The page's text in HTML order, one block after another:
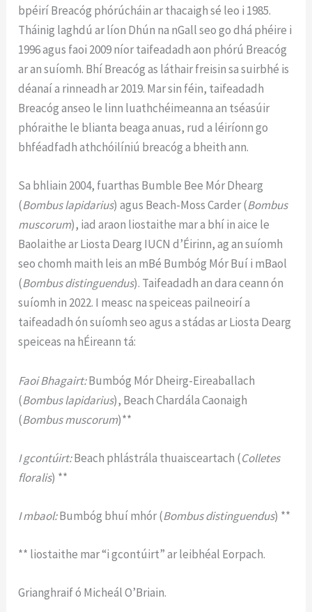
bpéirí Breacóg phórúcháin ar thacaigh sé leo i 1985.
Tháinig laghdú ar líon Dhún na nGall seo go dhá phéire i
1996 agus faoi 2009 níor taifeadadh aon phórú Breacóg
ar an suíomh. Bhí Breacóg as láthair freisin sa suirbhé is
déanaí a rinneadh ar 2019. Mar sin féin, taifeadadh
Breacóg anseo le linn luathchéimeanna an tséasúir
phóraithe le blianta beaga anuas, rud a léiríonn go
bhféadfadh athchóilíniú breacóg a bheith ann.
Sa bhliain 2004, fuarthas Bumble Bee Mór Dhearg
(Bombus lapidarius) agus Beach-Moss Carder (Bombus
muscorum), iad araon liostaithe mar a bhí in aice le
Baolaithe ar Liosta Dearg IUCN d’Éirinn, ag an suíomh
seo chomh maith leis an mBé Bumbóg Mór Buí i mBaol
(Bombus distinguendus). Taifeadadh an dara ceann ón
suíomh in 2022. I measc na speiceas pailneoirí a
taifeadadh ón suíomh seo agus a stádas ar Liosta Dearg
speiceas na hÉireann tá:
Faoi Bhagairt:Bumbóg Mór Dheirg-Eireaballach
(Bombus lapidarius), Beach Chardála Caonaigh
(Bombus muscorum)**
I gcontúirt:Beach phlástrála thuaisceartach (Colletes
floralis) **
I mbaol:Bumbóg bhuí mhór (Bombus distinguendus) **
** liostaithe mar “i gcontúirt” ar leibhéal Eorpach.
Grianghraif ó Micheál O’Briain.